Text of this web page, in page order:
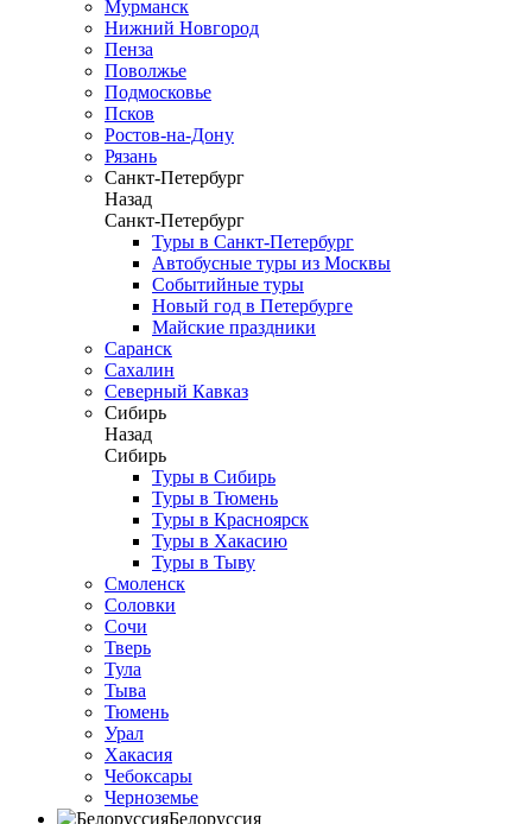
Мурманск
Нижний Новгород
Пенза
Поволжье
Подмосковье
Псков
Ростов-на-Дону
Рязань
Санкт-Петербург
Назад
Санкт-Петербург
Туры в Санкт-Петербург
Автобусные туры из Москвы
Событийные туры
Новый год в Петербурге
Майские праздники
Саранск
Сахалин
Северный Кавказ
Сибирь
Назад
Сибирь
Туры в Сибирь
Туры в Тюмень
Туры в Красноярск
Туры в Хакасию
Туры в Тыву
Смоленск
Соловки
Сочи
Тверь
Тула
Тыва
Тюмень
Урал
Хакасия
Чебоксары
Черноземье
Белоруссия